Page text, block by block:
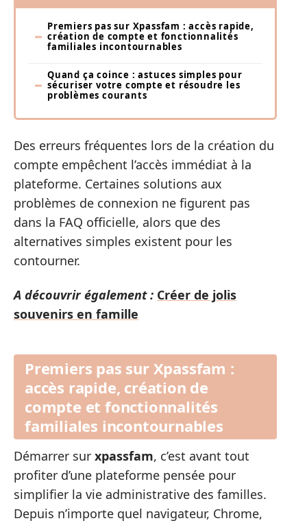
Premiers pas sur Xpassfam : accès rapide,
création de compte et fonctionnalités
familiales incontournables
Quand ça coince : astuces simples pour
sécuriser votre compte et résoudre les
problèmes courants
Des erreurs fréquentes lors de la création du
compte empêchent l’accès immédiat à la
plateforme. Certaines solutions aux
problèmes de connexion ne figurent pas
dans la FAQ officielle, alors que des
alternatives simples existent pour les
contourner.
A découvrir également : Créer de jolis
souvenirs en famille
Premiers pas sur Xpassfam :
accès rapide, création de
compte et fonctionnalités
familiales incontournables
Démarrer sur xpassfam, c’est avant tout
profiter d’une plateforme pensée pour
simplifier la vie administrative des familles.
Depuis n’importe quel navigateur, Chrome,